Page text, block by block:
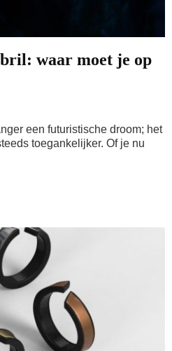
waar moet je op
een futuristische droom; het
toegankelijker. Of je nu